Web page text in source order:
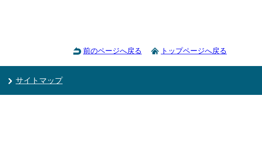
前のページへ戻る トップページへ戻る
サイトマップ